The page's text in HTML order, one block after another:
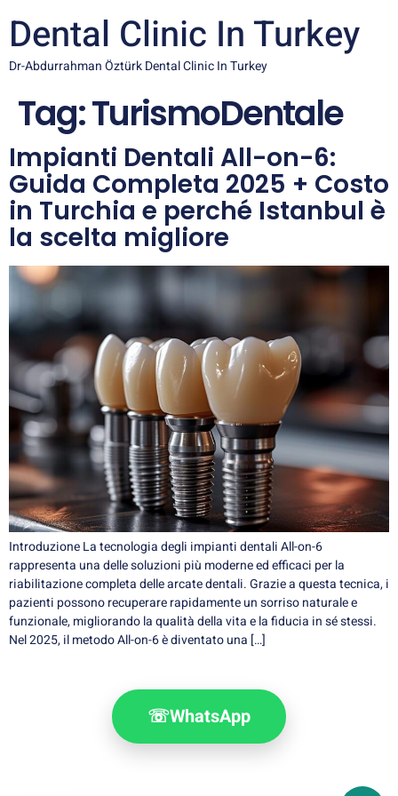
Dental Clinic In Turkey
Dr-Abdurrahman Öztürk Dental Clinic In Turkey
Tag:TurismoDentale
Impianti Dentali All-on-6:
Guida Completa 2025 + Costo
in Turchia e perché Istanbul è
la scelta migliore
Introduzione La tecnologia degli impianti dentali All-on-6
rappresenta una delle soluzioni più moderne ed efficaci per la
riabilitazione completa delle arcate dentali. Grazie a questa tecnica, i
pazienti possono recuperare rapidamente un sorriso naturale e
funzionale, migliorando la qualità della vita e la fiducia in sé stessi.
Nel 2025, il metodo All-on-6 è diventato una […]
☏WhatsApp